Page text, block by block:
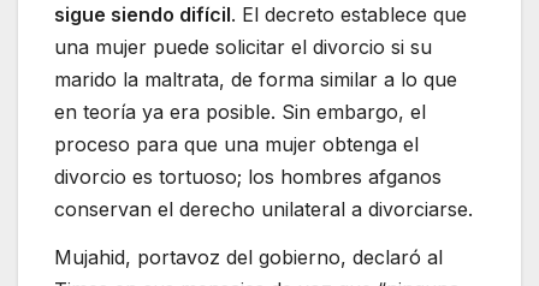
sigue siendo difícil. El decreto establece que
una mujer puede solicitar el divorcio si su
marido la maltrata, de forma similar a lo que
en teoría ya era posible. Sin embargo, el
proceso para que una mujer obtenga el
divorcio es tortuoso; los hombres afganos
conservan el derecho unilateral a divorciarse.
Mujahid, portavoz del gobierno, declaró al